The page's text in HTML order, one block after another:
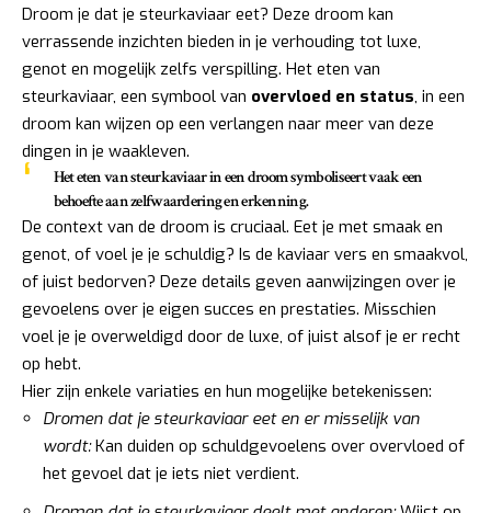
Droom je dat je steurkaviaar eet? Deze droom kan
verrassende inzichten bieden in je verhouding tot luxe,
genot en mogelijk zelfs verspilling. Het eten van
steurkaviaar, een symbool van overvloed en status, in een
droom kan wijzen op een verlangen naar meer van deze
dingen in je waakleven.
Het eten van steurkaviaar in een droom symboliseert vaak een
behoefte aan zelfwaardering en erkenning.
De context van de droom is cruciaal. Eet je met smaak en
genot, of voel je je schuldig? Is de kaviaar vers en smaakvol,
of juist bedorven? Deze details geven aanwijzingen over je
gevoelens over je eigen succes en prestaties. Misschien
voel je je overweldigd door de luxe, of juist alsof je er recht
op hebt.
Hier zijn enkele variaties en hun mogelijke betekenissen:
Dromen dat je steurkaviaar eet en er misselijk van
wordt:Kan duiden op schuldgevoelens over overvloed of
het gevoel dat je iets niet verdient.